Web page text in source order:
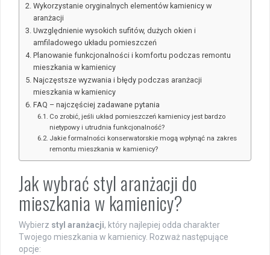
Wykorzystanie oryginalnych elementów kamienicy w
aranżacji
Uwzględnienie wysokich sufitów, dużych okien i
amfiladowego układu pomieszczeń
Planowanie funkcjonalności i komfortu podczas remontu
mieszkania w kamienicy
Najczęstsze wyzwania i błędy podczas aranżacji
mieszkania w kamienicy
FAQ – najczęściej zadawane pytania
Co zrobić, jeśli układ pomieszczeń kamienicy jest bardzo
nietypowy i utrudnia funkcjonalność?
Jakie formalności konserwatorskie mogą wpłynąć na zakres
remontu mieszkania w kamienicy?
Jak wybrać styl aranżacji do
mieszkania w kamienicy?
Wybierz styl aranżacji, który najlepiej odda charakter
Twojego mieszkania w kamienicy. Rozważ następujące
opcje: